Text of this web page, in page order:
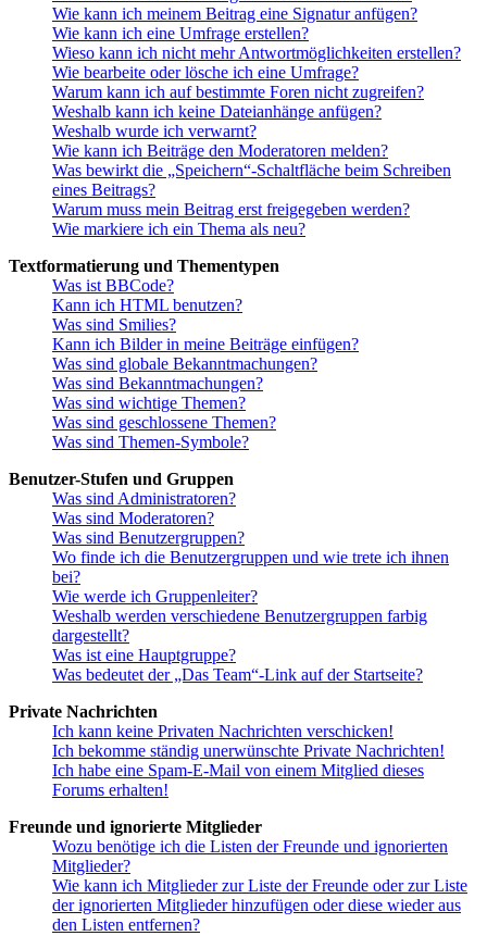
Wie kann ich meinem Beitrag eine Signatur anfügen?
Wie kann ich eine Umfrage erstellen?
Wieso kann ich nicht mehr Antwortmöglichkeiten erstellen?
Wie bearbeite oder lösche ich eine Umfrage?
Warum kann ich auf bestimmte Foren nicht zugreifen?
Weshalb kann ich keine Dateianhänge anfügen?
Weshalb wurde ich verwarnt?
Wie kann ich Beiträge den Moderatoren melden?
Was bewirkt die „Speichern“-Schaltfläche beim Schreiben
eines Beitrags?
Warum muss mein Beitrag erst freigegeben werden?
Wie markiere ich ein Thema als neu?
Textformatierung und Thementypen
Was ist BBCode?
Kann ich HTML benutzen?
Was sind Smilies?
Kann ich Bilder in meine Beiträge einfügen?
Was sind globale Bekanntmachungen?
Was sind Bekanntmachungen?
Was sind wichtige Themen?
Was sind geschlossene Themen?
Was sind Themen-Symbole?
Benutzer-Stufen und Gruppen
Was sind Administratoren?
Was sind Moderatoren?
Was sind Benutzergruppen?
Wo finde ich die Benutzergruppen und wie trete ich ihnen
bei?
Wie werde ich Gruppenleiter?
Weshalb werden verschiedene Benutzergruppen farbig
dargestellt?
Was ist eine Hauptgruppe?
Was bedeutet der „Das Team“-Link auf der Startseite?
Private Nachrichten
Ich kann keine Privaten Nachrichten verschicken!
Ich bekomme ständig unerwünschte Private Nachrichten!
Ich habe eine Spam-E-Mail von einem Mitglied dieses
Forums erhalten!
Freunde und ignorierte Mitglieder
Wozu benötige ich die Listen der Freunde und ignorierten
Mitglieder?
Wie kann ich Mitglieder zur Liste der Freunde oder zur Liste
der ignorierten Mitglieder hinzufügen oder diese wieder aus
den Listen entfernen?